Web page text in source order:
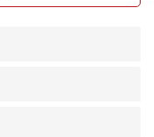
がございます
おりません
過ごしいただけま